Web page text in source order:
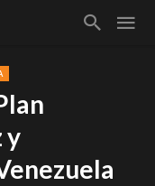
y